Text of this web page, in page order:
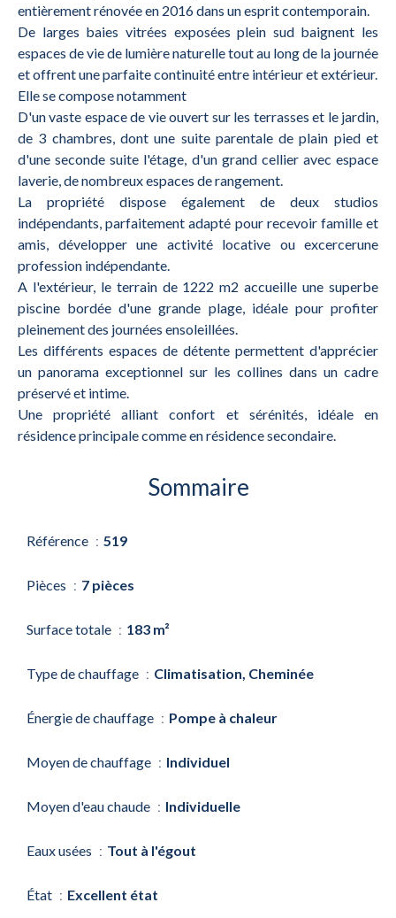
entièrement rénovée en 2016 dans un esprit contemporain.
De larges baies vitrées exposées plein sud baignent les
espaces de vie de lumière naturelle tout au long de la journée
et offrent une parfaite continuité entre intérieur et extérieur.
Elle se compose notamment
D'un vaste espace de vie ouvert sur les terrasses et le jardin,
de 3 chambres, dont une suite parentale de plain pied et
d'une seconde suite l'étage, d'un grand cellier avec espace
laverie, de nombreux espaces de rangement.
La propriété dispose également de deux studios
indépendants, parfaitement adapté pour recevoir famille et
amis, développer une activité locative ou excercerune
profession indépendante.
A l'extérieur, le terrain de 1222 m2 accueille une superbe
piscine bordée d'une grande plage, idéale pour profiter
pleinement des journées ensoleillées.
Les différents espaces de détente permettent d'apprécier
un panorama exceptionnel sur les collines dans un cadre
préservé et intime.
Une propriété alliant confort et sérénités, idéale en
résidence principale comme en résidence secondaire.
Sommaire
Référence 519
Pièces 7 pièces
Surface totale 183 m²
Type de chauffage Climatisation, Cheminée
Énergie de chauffage Pompe à chaleur
Moyen de chauffage Individuel
Moyen d'eau chaude Individuelle
Eaux usées Tout à l'égout
État Excellent état